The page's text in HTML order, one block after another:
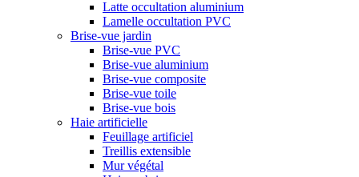
Latte occultation aluminium
Lamelle occultation PVC
Brise-vue jardin
Brise-vue PVC
Brise-vue aluminium
Brise-vue composite
Brise-vue toile
Brise-vue bois
Haie artificielle
Feuillage artificiel
Treillis extensible
Mur végétal